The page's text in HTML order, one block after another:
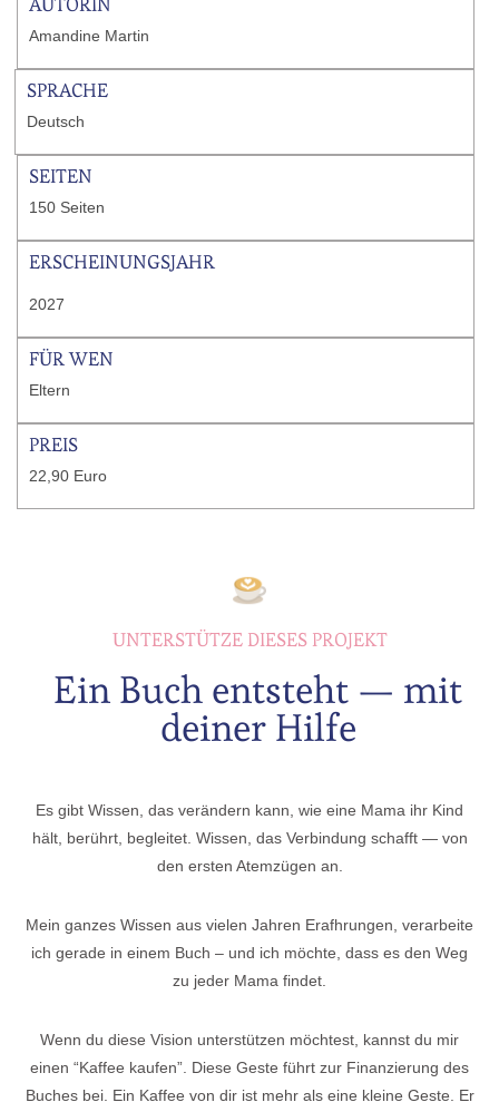
Amandine Martin
SPRACHE
Deutsch
SEITEN
150 Seiten
ERSCHEINUNGSJAHR
2027
FÜR WEN
Eltern
PREIS
22,90 Euro
UNTERSTÜTZE DIESES PROJEKT
Ein Buch entsteht — mit
deiner Hilfe
Es gibt Wissen, das verändern kann, wie eine Mama ihr Kind
hält, berührt, begleitet. Wissen, das Verbindung schafft — von
den ersten Atemzügen an.
Mein ganzes Wissen aus vielen Jahren Erafhrungen, verarbeite
ich gerade in einem Buch – und ich möchte, dass es den Weg
zu jeder Mama findet.
Wenn du diese Vision unterstützen möchtest, kannst du mir
einen “Kaffee kaufen”. Diese Geste führt zur Finanzierung des
Buches bei. Ein Kaffee von dir ist mehr als eine kleine Geste. Er